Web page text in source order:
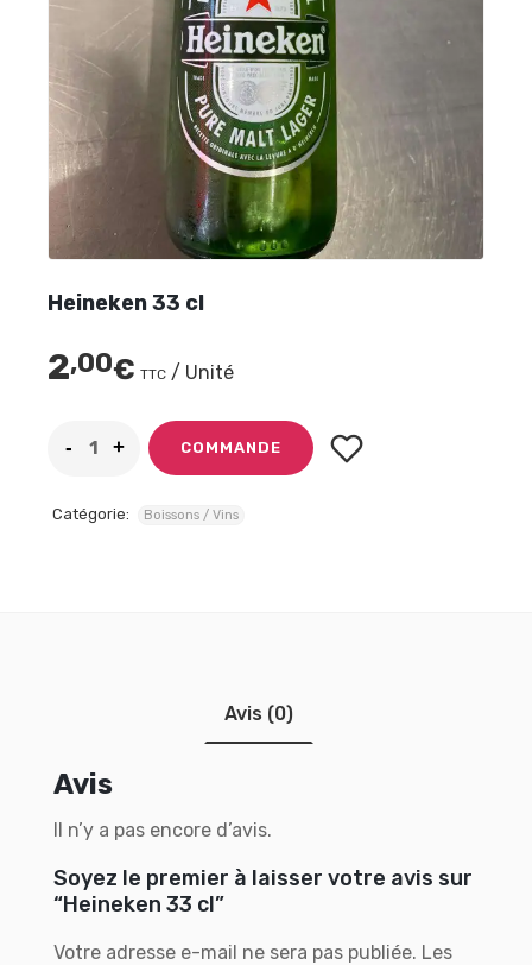
Heineken 33 cl
2,00€ TTC / Unité
COMMANDE
Catégorie: Boissons / Vins
Avis (0)
Avis
Il n’y a pas encore d’avis.
Soyez le premier à laisser votre avis sur
“Heineken 33 cl”
Votre adresse e-mail ne sera pas publiée. Les